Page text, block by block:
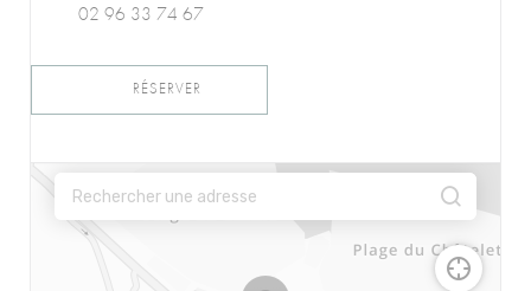
02 96 33 74 67
RÉSERVER